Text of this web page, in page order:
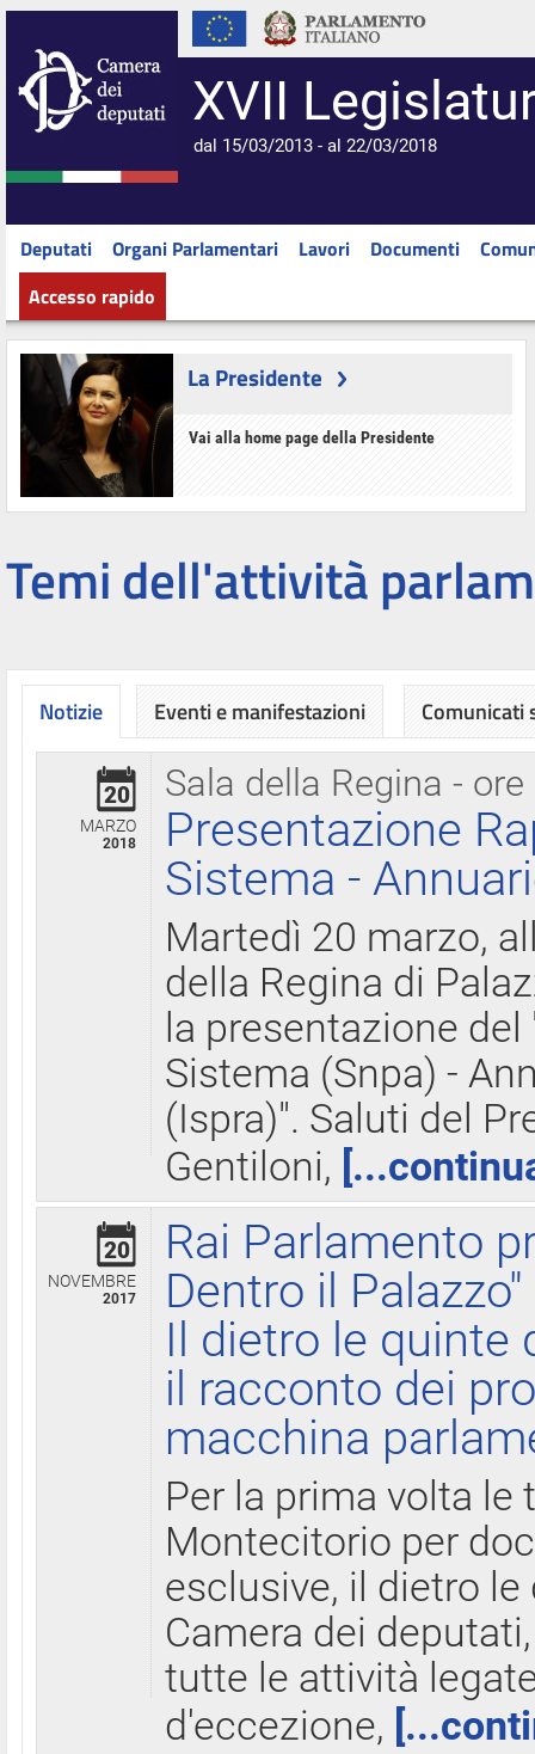
XVII
dal 15/03/2013 - al 22/03/2018
Deputati Organi Parlamentari Lavori Documenti
Accesso rapido
La Presidente
Vai alla home page della Presidente
Temi dell'attività
Notizie
Sala della Regina - ore
20
MARZO
2018
Presentazione
Sistema -
Martedì 20 marzo,
della Regina di
la presentazione
Sistema (Snpa) -
(Ispra)". Saluti del
Gentiloni,
20
NOVEMBRE
2017
Rai Parlamento
Dentro il Palazzo"
Il dietro le quinte
il racconto dei
macchina
Per la prima volta le
Montecitorio per
esclusive, il dietro
Camera dei
tutte le attività
d'eccezione,
Eventi e manifestazioni Comunicati